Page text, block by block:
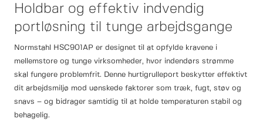
Holdbar og effektiv indvendig
portløsning til tunge arbejdsgange
Normstahl HSC901AP er designet til at opfylde kravene i
mellemstore og tunge virksomheder, hvor indendørs strømme
skal fungere problemfrit. Denne hurtigrulleport beskytter effektivt
dit arbejdsmiljø mod uønskede faktorer som træk, fugt, støv og
snavs – og bidrager samtidig til at holde temperaturen stabil og
behagelig.